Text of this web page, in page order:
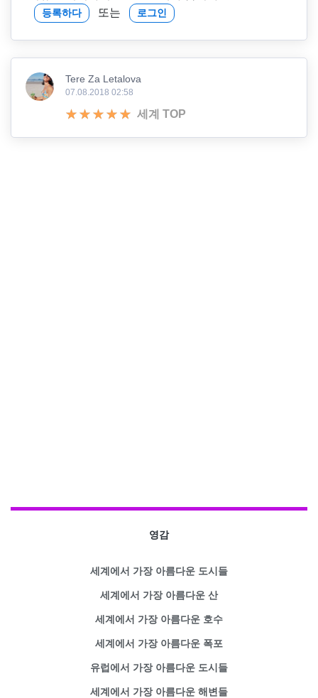
등록하다 또는 로그인
Tere Za Letalova
07.08.2018 02:58
세계 TOP
영감
세계에서 가장 아름다운 도시들
세계에서 가장 아름다운 산
세계에서 가장 아름다운 호수
세계에서 가장 아름다운 폭포
유럽에서 가장 아름다운 도시들
세계에서 가장 아름다운 해변들